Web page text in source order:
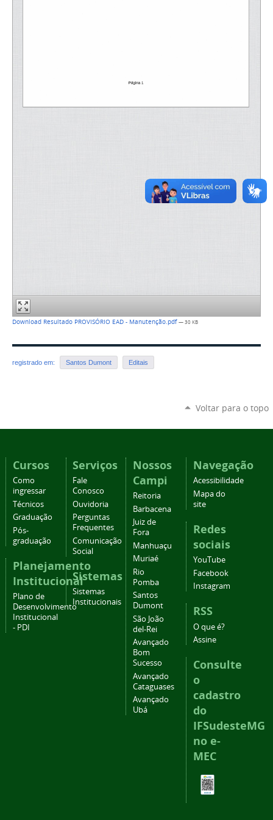
Download Resultado PROVISÓRIO EAD - Manutenção.pdf— 30 KB
registrado em: Santos Dumont Editais
Voltar para o topo
Cursos
Como
ingressar
Técnicos
Graduação
Pós-
graduação
Planejamento
Institucional
Plano de
Desenvolvimento
Institucional
- PDI
Serviços
Fale
Conosco
Ouvidoria
Perguntas
Frequentes
Comunicação
Social
Sistemas
Sistemas
Institucionais
Nossos
Campi
Reitoria
Barbacena
Juiz de
Fora
Manhuaçu
Muriaé
Rio
Pomba
Santos
Dumont
São João
del-Rei
Avançado
Bom
Sucesso
Avançado
Cataguases
Avançado
Ubá
Navegação
Acessibilidade
Mapa do
site
Redes
sociais
YouTube
Facebook
Instagram
RSS
O que é?
Assine
Consulte
o
cadastro
do
IFSudesteMG
no e-
MEC